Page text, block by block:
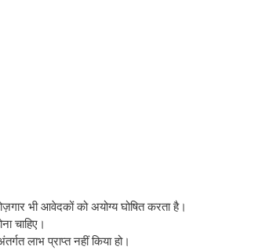
भी आवेदकों को अयोग्य घोषित करता है।
चाहिए।
लाभ प्राप्त नहीं किया हो।